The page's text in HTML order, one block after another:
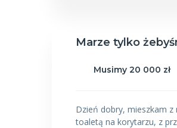
Marze tylko
Musimy 20 000 zł
Dzień dobry, mieszkam
toaletą na korytarzu, z